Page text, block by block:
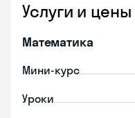
Услуги и цены
Математика
Мини-курс
Уроки